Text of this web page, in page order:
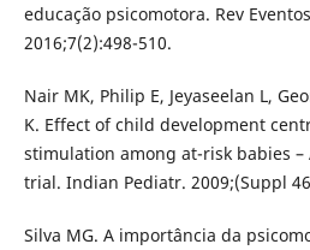
educação psicomotora. Rev
2016;7(2):498-510.
Nair MK, Philip E, Jeyaseelan L,
K. Effect of child development
stimulation among at-risk babies
trial. Indian Pediatr. 2009;(Suppl
Silva MG. A importância da